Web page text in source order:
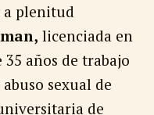
a plenitud
licenciada en
35 años de trabajo
sexual de
de